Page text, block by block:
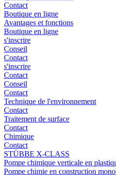
Contact
Boutique en ligne
Avantages et fonctions
Boutique en ligne
s'inscrire
Conseil
Contact
s'inscrire
Contact
Conseil
Contact
Technique de l'environnement
Contact
Traitement de surface
Contact
Chimique
Contact
STÜBBE X-CLASS
Pompe chimique verticale en
Pompe chimie en construction